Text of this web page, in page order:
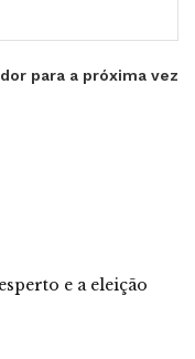
para a próxima vez
e a eleição